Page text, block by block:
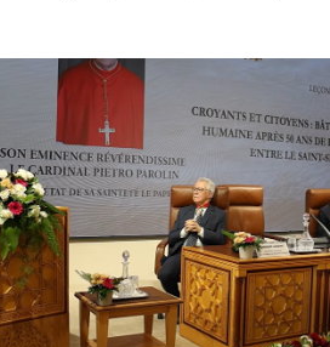
الإحتفاء بمرور 15 قرنا على مولد
والسلام، وذلك من خلال شحذ
القارة على غرار شباب المملكة، من أجل
بحفظ الحديث النبوي الشريف.
محمد […]